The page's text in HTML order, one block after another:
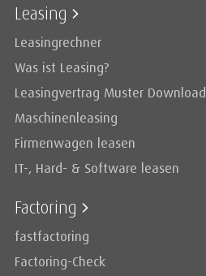
Leasing
Leasingrechner
Was ist Leasing?
Leasingvertrag Muster Download
Maschinenleasing
Firmenwagen leasen
IT-, Hard- & Software leasen
Factoring
fastfactoring
Factoring-Check